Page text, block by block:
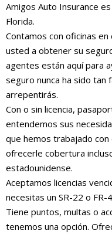
Amigos Auto Insurance
Florida.
Contamos con oficinas
usted a obtener su
agentes están aquí para
seguro nunca ha sido tan
arrepentirás.
Con o sin licencia,
entendemos sus
que hemos trabajado
ofrecerle cobertura
estadounidense.
Aceptamos licencias
necesitas un SR-22 o
Tiene puntos, multas o
tenemos una opción.